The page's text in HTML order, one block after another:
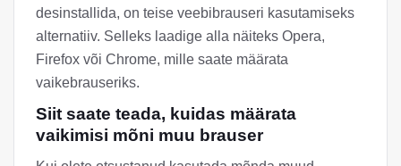
desinstallida, on teise veebibrauseri kasutamiseks
alternatiiv. Selleks laadige alla näiteks Opera,
Firefox või Chrome, mille saate määrata
vaikebrauseriks.
Siit saate teada, kuidas määrata
vaikimisi mõni muu brauser